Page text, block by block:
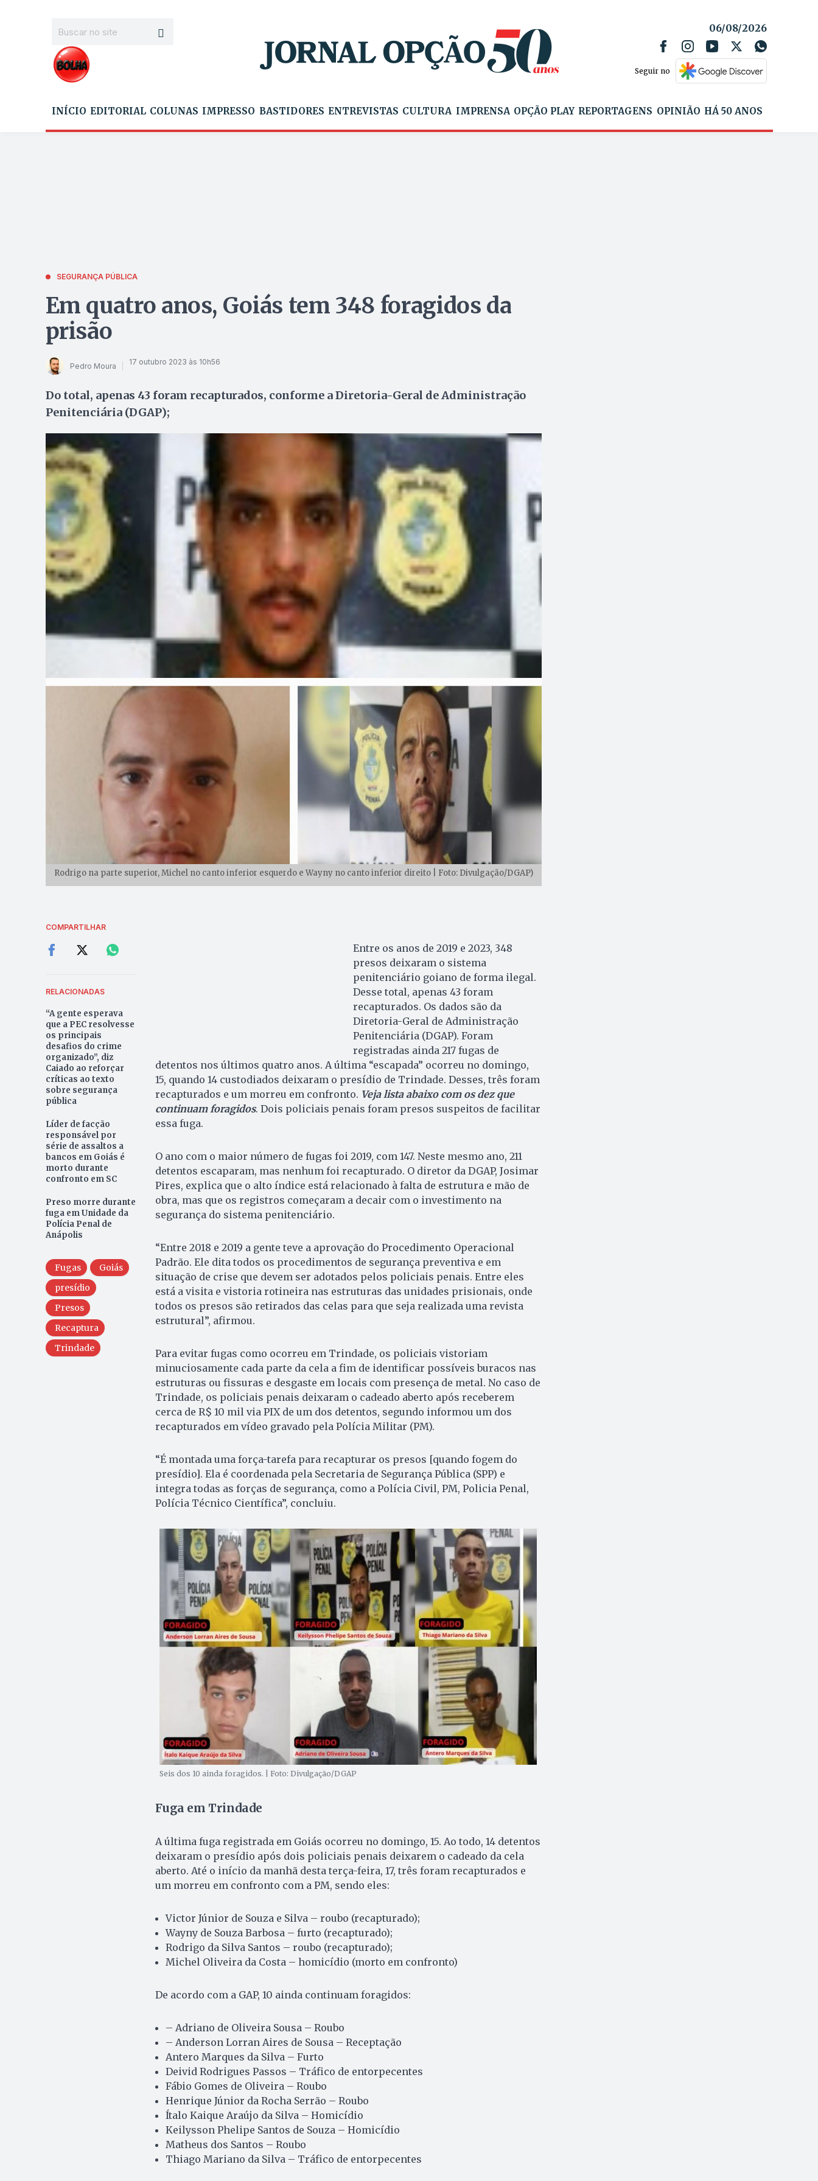
06/08/2026
Seguir no
INÍCIO EDITORIAL COLUNAS IMPRESSO BASTIDORES ENTREVISTAS CULTURA IMPRENSA OPÇÃO PLAY REPORTAGENS OPINIÃO HÁ 50 ANOS
SEGURANÇA PÚBLICA
Em quatro anos, Goiás tem 348 foragidos da
prisão
Pedro Moura 17 outubro 2023 às 10h56
Do total, apenas 43 foram recapturados, conforme a Diretoria-Geral de Administração
Penitenciária (DGAP);
Rodrigo na parte superior, Michel no canto inferior esquerdo e Wayny no canto inferior direito | Foto: Divulgação/DGAP)
COMPARTILHAR
RELACIONADAS
“A gente esperava
que a PEC resolvesse
os principais
desafios do crime
organizado”, diz
Caiado ao reforçar
críticas ao texto
sobre segurança
pública
Líder de facção
responsável por
série de assaltos a
bancos em Goiás é
morto durante
confronto em SC
Preso morre durante
fuga em Unidade da
Polícia Penal de
Anápolis
Fugas
Goiás
presídio
Presos
Recaptura
Trindade
Entre os anos de 2019 e 2023, 348
presos deixaram o sistema
penitenciário goiano de forma ilegal.
Desse total, apenas 43 foram
recapturados. Os dados são da
Diretoria-Geral de Administração
Penitenciária (DGAP). Foram
registradas ainda 217 fugas de
detentos nos últimos quatro anos. A última “escapada” ocorreu no domingo,
15, quando 14 custodiados deixaram o presídio de Trindade. Desses, três foram
recapturados e um morreu em confronto. Veja lista abaixo com os dez que
continuam foragidos. Dois policiais penais foram presos suspeitos de facilitar
essa fuga.
O ano com o maior número de fugas foi 2019, com 147. Neste mesmo ano, 211
detentos escaparam, mas nenhum foi recapturado. O diretor da DGAP, Josimar
Pires, explica que o alto índice está relacionado à falta de estrutura e mão de
obra, mas que os registros começaram a decair com o investimento na
segurança do sistema penitenciário.
“Entre 2018 e 2019 a gente teve a aprovação do Procedimento Operacional
Padrão. Ele dita todos os procedimentos de segurança preventiva e em
situação de crise que devem ser adotados pelos policiais penais. Entre eles
está a visita e vistoria rotineira nas estruturas das unidades prisionais, onde
todos os presos são retirados das celas para que seja realizada uma revista
estrutural”, afirmou.
Para evitar fugas como ocorreu em Trindade, os policiais vistoriam
minuciosamente cada parte da cela a fim de identificar possíveis buracos nas
estruturas ou fissuras e desgaste em locais com presença de metal. No caso de
Trindade, os policiais penais deixaram o cadeado aberto após receberem
cerca de R$ 10 mil via PIX de um dos detentos, segundo informou um dos
recapturados em vídeo gravado pela Polícia Militar (PM).
“É montada uma força-tarefa para recapturar os presos [quando fogem do
presídio]. Ela é coordenada pela Secretaria de Segurança Pública (SPP) e
integra todas as forças de segurança, como a Polícia Civil, PM, Policia Penal,
Polícia Técnico Científica”, concluiu.
Seis dos 10 ainda foragidos. | Foto: Divulgação/DGAP
Fuga em Trindade
A última fuga registrada em Goiás ocorreu no domingo, 15. Ao todo, 14 detentos
deixaram o presídio após dois policiais penais deixarem o cadeado da cela
aberto. Até o início da manhã desta terça-feira, 17, três foram recapturados e
um morreu em confronto com a PM, sendo eles:
Victor Júnior de Souza e Silva – roubo (recapturado);
Wayny de Souza Barbosa – furto (recapturado);
Rodrigo da Silva Santos – roubo (recapturado);
Michel Oliveira da Costa – homicídio (morto em confronto)
De acordo com a GAP, 10 ainda continuam foragidos:
– Adriano de Oliveira Sousa – Roubo
– Anderson Lorran Aires de Sousa – Receptação
Antero Marques da Silva – Furto
Deivid Rodrigues Passos – Tráfico de entorpecentes
Fábio Gomes de Oliveira – Roubo
Henrique Júnior da Rocha Serrão – Roubo
Ítalo Kaique Araújo da Silva – Homicídio
Keilysson Phelipe Santos de Souza – Homicídio
Matheus dos Santos – Roubo
Thiago Mariano da Silva – Tráfico de entorpecentes